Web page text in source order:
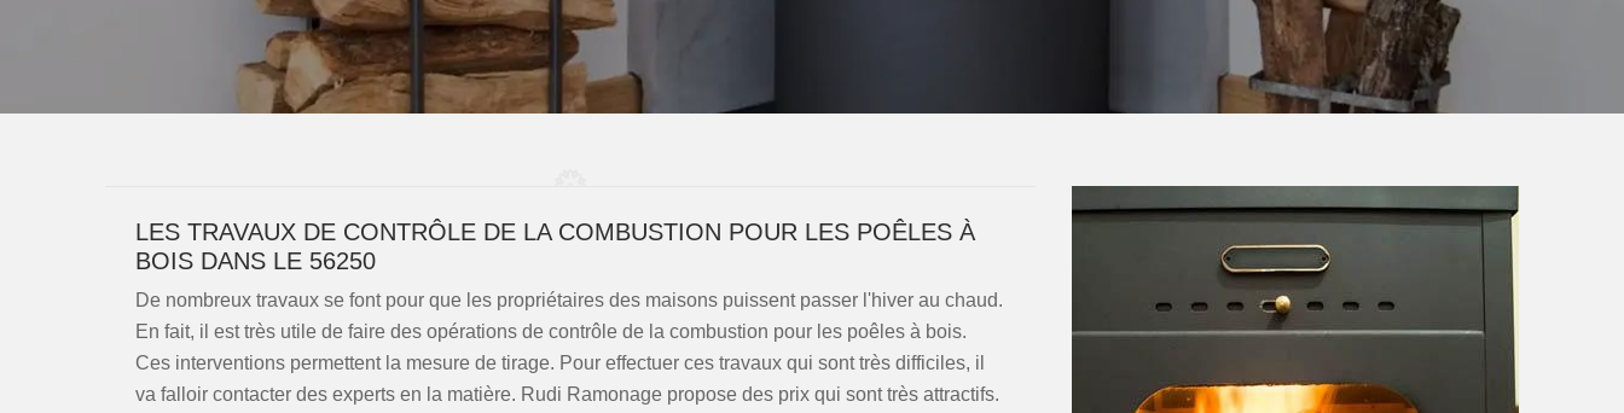
LES TRAVAUX DE CONTRÔLE DE LA COMBUSTION POUR LES POÊLES À
BOIS DANS LE 56250
De nombreux travaux se font pour que les propriétaires des maisons puissent passer l'hiver au chaud.
En fait, il est très utile de faire des opérations de contrôle de la combustion pour les poêles à bois.
Ces interventions permettent la mesure de tirage. Pour effectuer ces travaux qui sont très difficiles, il
va falloir contacter des experts en la matière. Rudi Ramonage propose des prix qui sont très attractifs.